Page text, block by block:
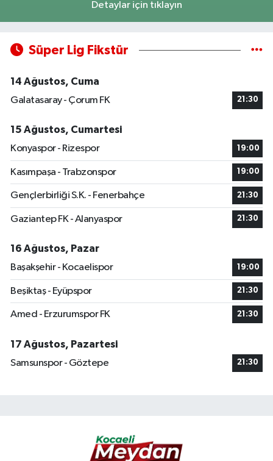
Detaylar için tıklayın
Süper Lig Fikstür
14 Ağustos, Cuma
Galatasaray - Çorum FK
21:30
15 Ağustos, Cumartesi
Konyaspor - Rizespor
19:00
Kasımpaşa - Trabzonspor 19:00
Gençlerbirliği S.K. - Fenerbahçe 21:30
Gaziantep FK - Alanyaspor 21:30
16 Ağustos, Pazar
Başakşehir - Kocaelispor
19:00
Beşiktaş - Eyüpspor 21:30
Amed - Erzurumspor FK 21:30
17 Ağustos, Pazartesi
Samsunspor - Göztepe
21:30